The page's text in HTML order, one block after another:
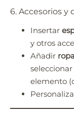
6. Accesorios y
Insertar
y otros
Añadir
elemento